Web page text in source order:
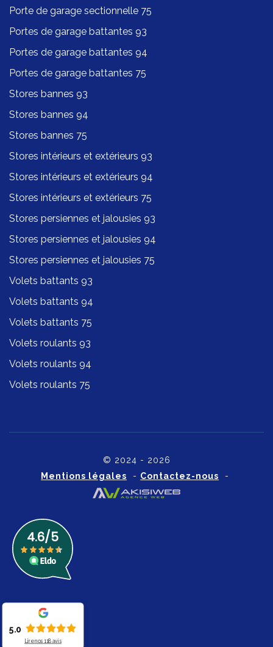
Porte de garage sectionnelle 75
Portes de garage battantes 93
Portes de garage battantes 94
Portes de garage battantes 75
Stores bannes 93
Stores bannes 94
Stores bannes 75
Stores intérieurs et extérieurs 93
Stores intérieurs et extérieurs 94
Stores intérieurs et extérieurs 75
Stores persiennes et jalousies 93
Stores persiennes et jalousies 94
Stores persiennes et jalousies 75
Volets battants 93
Volets battants 94
Volets battants 75
Volets roulants 93
Volets roulants 94
Volets roulants 75
© 2024 - 2026
Mentions légales - Contactez-nous -
5.0
Lire nos 118 avis